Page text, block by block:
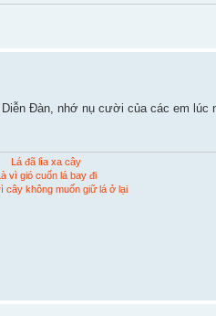
Đàn, nhớ nụ cười của các em
Lá đã lìa xa cây
vì gió cuốn lá bay đi
cây không muốn giữ lá ở lại